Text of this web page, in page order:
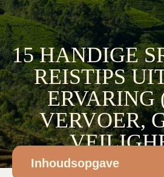
15 HANDIGE
REISTIPS
ERVARING
VERVOER,
Sri Lanka •11/03/2026
Inhoudsopgave